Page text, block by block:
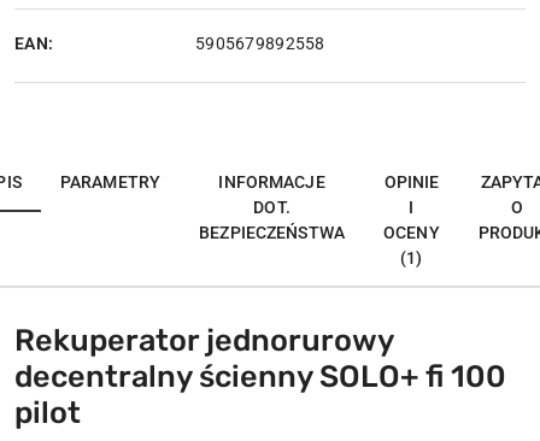
EAN: 5905679892558
PARAMETRY
INFORMACJE
DOT.
BEZPIECZEŃSTWA
OPINIE
I
OCENY
(1)
O
Rekuperator jednorurowy
decentralny ścienny SOLO+ fi 100
pilot